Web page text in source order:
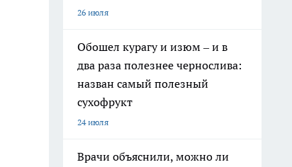
26 июля
Обошел курагу и изюм – и в
два раза полезнее чернослива:
назван самый полезный
сухофрукт
24 июля
Врачи объяснили, можно ли